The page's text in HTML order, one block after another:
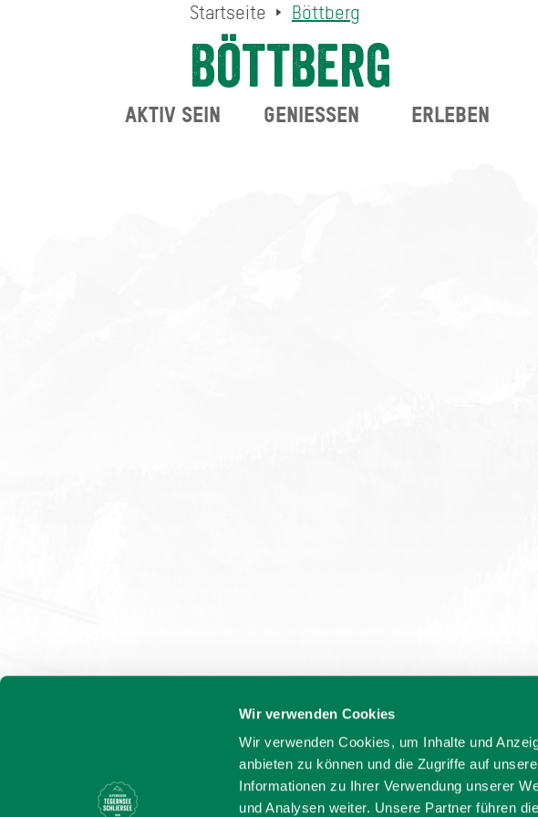
Wir verwenden Cookies
Wir verwenden Cookies, um Inhalte und
anbieten zu können und die Zugriffe auf
Informationen zu Ihrer Verwendung unserer
und Analysen weiter. Unsere Partner führen
Startseite Böttberg
Böttberg
AKTIV SEIN GENIESSEN ERLEBEN
Suche abschicken